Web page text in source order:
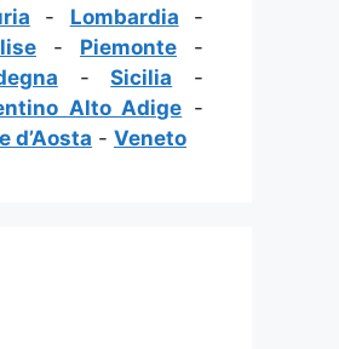
- Lombardia -
- Piemonte -
-Sicilia -
Alto Adige -
d’Aosta - Veneto